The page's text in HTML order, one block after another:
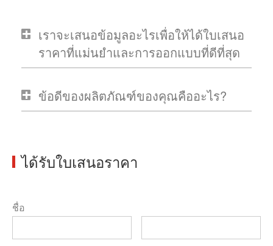
เราจะเสนอข้อมูลอะไรเพื่อให้ได้ใบเสนอ
ราคาที่แม่นยำและการออกแบบที่ดีที่สุด
ข้อดีของผลิตภัณฑ์ของคุณคืออะไร?
ได้รับใบเสนอราคา
ชื่อ